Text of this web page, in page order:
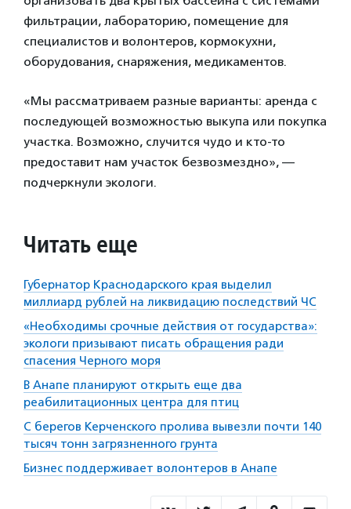
фильтрации, лабораторию, помещение для
специалистов и волонтеров, кормокухни,
оборудования, снаряжения, медикаментов.
«Мы рассматриваем разные варианты: аренда с
последующей возможностью выкупа или покупка
участка. Возможно, случится чудо и кто-то
предоставит нам участок безвозмездно», —
подчеркнули экологи.
Читать еще
Губернатор Краснодарского края выделил
миллиард рублей на ликвидацию последствий ЧС
«Необходимы срочные действия от государства»:
экологи призывают писать обращения ради
спасения Черного моря
В Анапе планируют открыть еще два
реабилитационных центра для птиц
С берегов Керченского пролива вывезли почти 140
тысяч тонн загрязненного грунта
Бизнес поддерживает волонтеров в Анапе